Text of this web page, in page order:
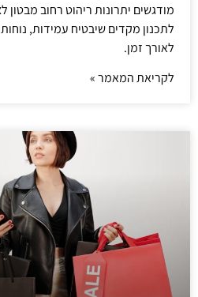
מודגשים יתרונות ריהוט רחוב מבטון
לתכנון מקדים שיבטיח עמידות,
לאורך זמן.
לקריאת המאמר »